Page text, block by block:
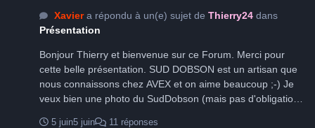
Xaviera répondu à un(e) sujet de Thierry24dans
Présentation
Bonjour Thierry et bienvenue sur ce Forum. Merci pour
cette belle présentation. SUD DOBSON est un artisan que
nous connaissons chez AVEX et on aime beaucoup ;-) Je
veux bien une photo du SudDobson (mais pas d'obligation).
5 juin5 juin 11 réponses